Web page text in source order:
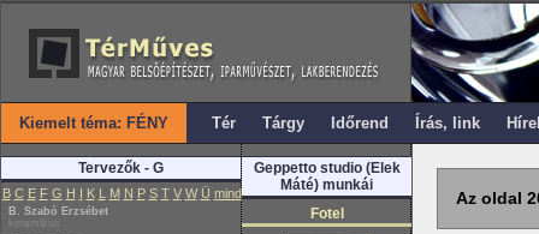
Kiemelt téma: FÉNY Tér Tárgy Időrend Írás, link
Tervezők - G
B C E F G H I K L M N P S T V W Ü mind
B. Szabó Erzsébet
keramikus
Geppetto studio (Elek
Máté) munkái
Fotel
Az oldal